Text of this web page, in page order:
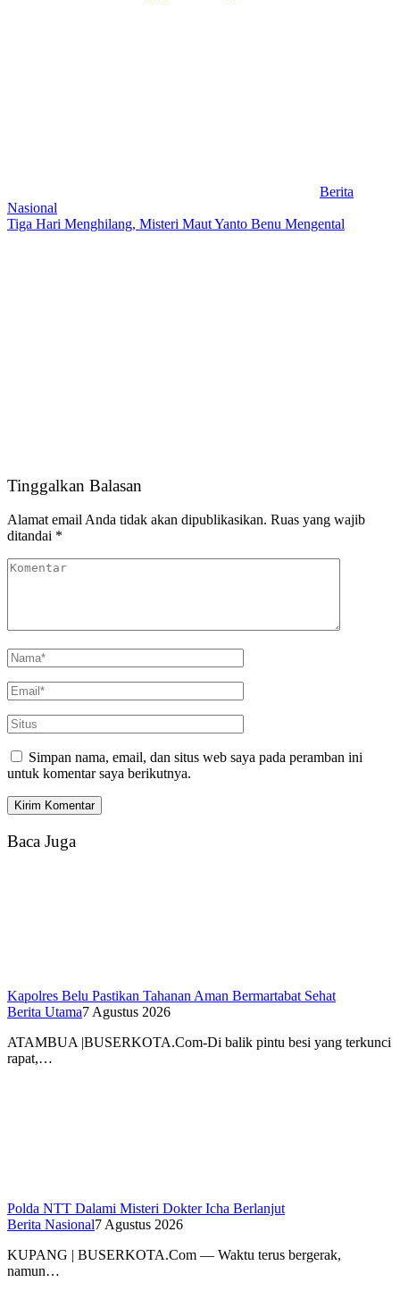
Berita
Nasional
Tiga Hari Menghilang, Misteri Maut Yanto Benu Mengental
Tinggalkan Balasan
Alamat email Anda tidak akan dipublikasikan. Ruas yang wajib
ditandai *
Simpan nama, email, dan situs web saya pada peramban ini
untuk komentar saya berikutnya.
Baca Juga
Kapolres Belu Pastikan Tahanan Aman Bermartabat Sehat
Berita Utama7 Agustus 2026
ATAMBUA |BUSERKOTA.Com-Di balik pintu besi yang terkunci
rapat,…
Polda NTT Dalami Misteri Dokter Icha Berlanjut
Berita Nasional7 Agustus 2026
KUPANG | BUSERKOTA.Com — Waktu terus bergerak,
namun…